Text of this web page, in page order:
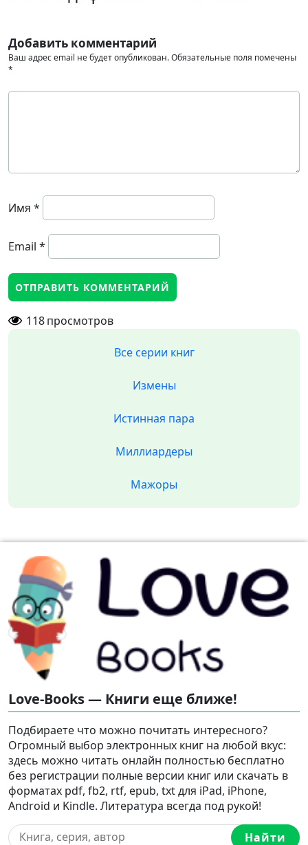
Добавить комментарий
Ваш адрес email не будет опубликован.Обязательные поля помечены
*
Имя *
Email *
118просмотров
Все серии книг
Измены
Истинная пара
Миллиардеры
Мажоры
Love-Books — Книги еще ближе!
Подбираете что можно почитать интересного?
Огромный выбор электронных книг на любой вкус:
здесь можно читать онлайн полностью бесплатно
без регистрации полные версии книг или скачать в
форматах pdf, fb2, rtf, epub, txt для iPad, iPhone,
Android и Kindle. Литература всегда под рукой!
Найти